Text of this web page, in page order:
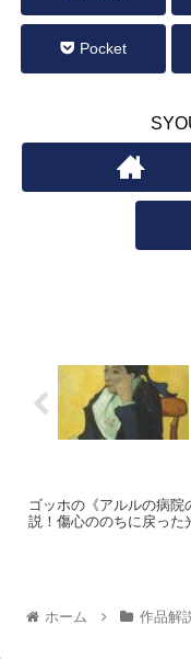
Pocket
ゴッホの《アルルの病院
説！傷心ののちに戻った
ホーム 作品解